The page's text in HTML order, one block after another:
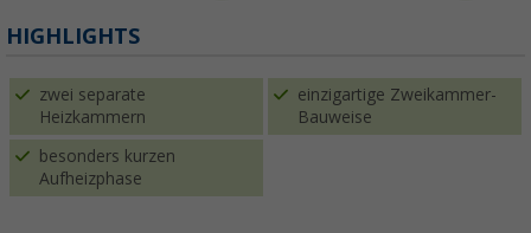
HIGHLIGHTS
zwei separate
Heizkammern
einzigartige Zweikammer-
Bauweise
besonders kurzen
Aufheizphase